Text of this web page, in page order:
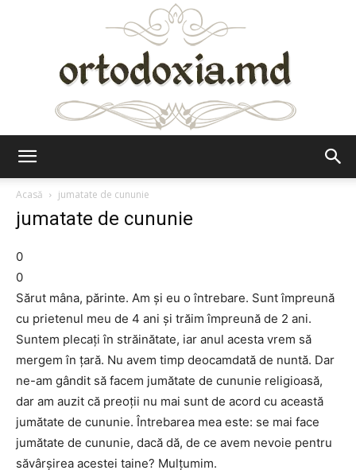
Acasă
jumatate de cununie
jumatate de cununie
0
0
Sărut mâna, părinte. Am şi eu o întrebare. Sunt împreună
cu prietenul meu de 4 ani şi trăim împreună de 2 ani.
Suntem plecaţi în străinătate, iar anul acesta vrem să
mergem în ţară. Nu avem timp deocamdată de nuntă. Dar
ne-am gândit să facem jumătate de cununie religioasă,
dar am auzit că preoţii nu mai sunt de acord cu această
jumătate de cununie. Întrebarea mea este: se mai face
jumătate de cununie, dacă dă, de ce avem nevoie pentru
săvârşirea acestei taine? Mulţumim.